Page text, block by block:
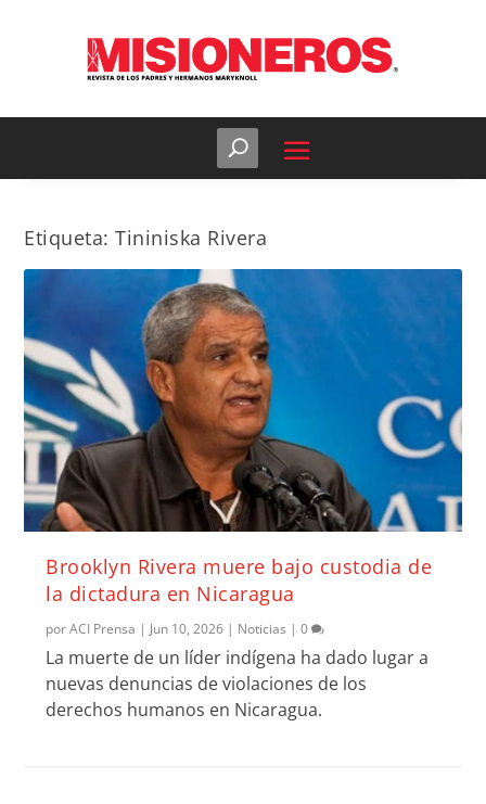
Etiqueta:Tininiska Rivera
Brooklyn Rivera muere bajo custodia de
la dictadura en Nicaragua
porACI Prensa | Jun 10, 2026 | Noticias |0
La muerte de un líder indígena ha dado lugar a
nuevas denuncias de violaciones de los
derechos humanos en Nicaragua.